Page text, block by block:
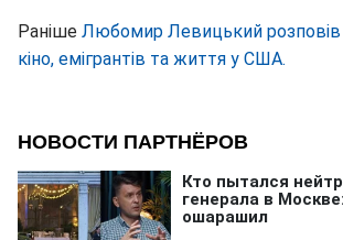
Раніше Любомир Левицький розповів
кіно, емігрантів та життя у США.